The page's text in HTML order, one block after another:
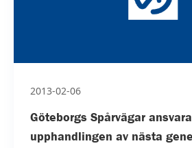
2013-02-06
Göteborgs Spårvägar
upphandlingen av nästa